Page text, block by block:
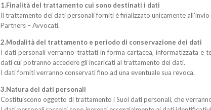
1.Finalità del trattamento cui sono destinati i dati
Il trattamento dei dati personali forniti è finalizzato unicamente
Partners – Avvocati.
2.Modalità del trattamento e periodo di conservazione dei dati
I dati personali verranno trattati in forma cartacea, informatizzata e
dati cui potranno accedere gli incaricati al trattamento dei dati.
I dati forniti verranno conservati fino ad una eventuale sua revoca.
3.Natura dei dati personali
Costituiscono oggetto di trattamento i Suoi dati personali, che